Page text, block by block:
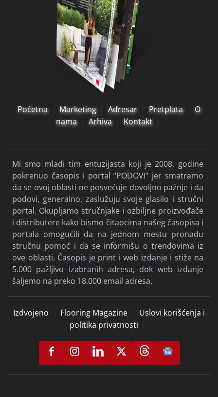
Početna Marketing Adresar Pretplata
O
nama
Arhiva Kontakt
Mi smo mladi tim entuzijasta koji je 2008. godine
pokrenuo časopis i portal “PODOVI” jer smatramo
da se ovoj oblasti ne posvećuje dovoljno pažnje i da
podovi, generalno, zaslužuju svoje glasilo i stručni
portal. Okupljamo stručnjake i ozbiljne proizvođače
i distributere kako bismo čitaocima našeg časopisa i
portala omogućili da na jednom mestu pronađu
stručnu pomoć i da se informišu o trendovima iz
ove oblasti. Časopis je print i web izdanje i stiže na
5.000 pažljivo izabranih adresa, dok web izdanje
šaljemo na preko 18.000 email adresa.
Izdvojeno Flooring Magazine
Uslovi korišćenja i
politika privatnosti